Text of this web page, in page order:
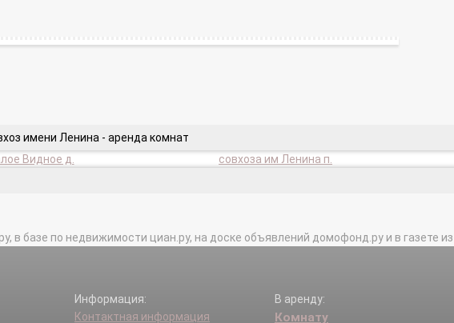
имени Ленина - аренда комнат
Видное д.
совхоза им Ленина п.
в базе по недвижимости циан.ру, на доске объявлений домофонд.ру и в газете из
Информация:
Контактная информация
В аренду:
Комнату